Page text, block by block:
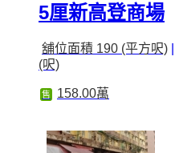
5厘新高登商場
舖位面積 190 (平方呎)
(呎)
售 158.00萬